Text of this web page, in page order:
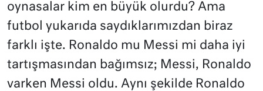
oynasalar kim en büyük olurdu? Ama
futbol yukarıda saydıklarımızdan biraz
farklı işte. Ronaldo mu Messi mi daha iyi
tartışmasından bağımsız; Messi, Ronaldo
varken Messi oldu. Aynı şekilde Ronaldo